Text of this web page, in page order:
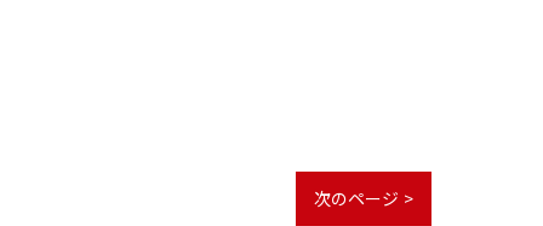
次のページ >